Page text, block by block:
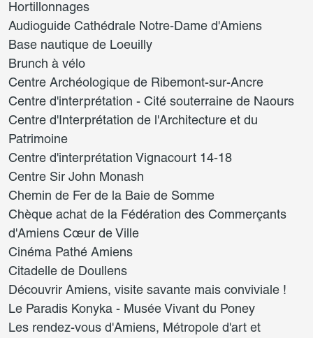
Hortillonnages
Audioguide Cathédrale Notre-Dame d'Amiens
Base nautique de Loeuilly
Brunch à vélo
Centre Archéologique de Ribemont-sur-Ancre
Centre d'interprétation - Cité souterraine de Naours
Centre d'Interprétation de l'Architecture et du
Patrimoine
Centre d'interprétation Vignacourt 14-18
Centre Sir John Monash
Chemin de Fer de la Baie de Somme
Chèque achat de la Fédération des Commerçants
d'Amiens Cœur de Ville
Cinéma Pathé Amiens
Citadelle de Doullens
Découvrir Amiens, visite savante mais conviviale !
Le Paradis Konyka - Musée Vivant du Poney
Les rendez-vous d'Amiens, Métropole d'art et